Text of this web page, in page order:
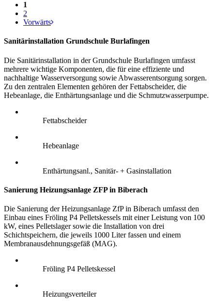
1
2
Vorwärts
Sanitärinstallation Grundschule Burlafingen
Die Sanitärinstallation in der Grundschule Burlafingen umfasst
mehrere wichtige Komponenten, die für eine effiziente und
nachhaltige Wasserversorgung sowie Abwasserentsorgung sorgen.
Zu den zentralen Elementen gehören der Fettabscheider, die
Hebeanlage, die Enthärtungsanlage und die Schmutzwasserpumpe.
Fettabscheider
Hebeanlage
Enthärtungsanl., Sanitär- + Gasinstallation
Sanierung Heizungsanlage ZFP in Biberach
Die Sanierung der Heizungsanlage ZfP in Biberach umfasst den
Einbau eines Fröling P4 Pelletskessels mit einer Leistung von 100
kW, eines Pelletslager sowie die Installation von drei
Schichtspeichern, die jeweils 1000 Liter fassen und einem
Membranausdehnungsgefäß (MAG).
Fröling P4 Pelletskessel
Heizungsverteiler